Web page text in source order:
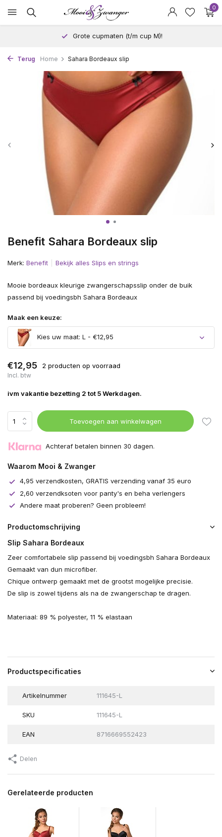
0
Grote cupmaten (t/m cup M)!
Terug Home Sahara Bordeaux slip
Benefit Sahara Bordeaux slip
Merk: Benefit Bekijk alles Slips en strings
Mooie bordeaux kleurige zwangerschapsslip onder de buik
passend bij voedingsbh Sahara Bordeaux
Maak een keuze:
Kies uw maat: L - €12,95
€12,95 2 producten op voorraad
Incl. btw
ivm vakantie bezetting 2 tot 5 Werkdagen.
Toevoegen aan winkelwagen
Achteraf betalen binnen 30 dagen.
Waarom Mooi & Zwanger
4,95 verzendkosten, GRATIS verzending vanaf 35 euro
2,60 verzendksoten voor panty's en beha verlengers
Andere maat proberen? Geen probleem!
Productomschrijving
Slip Sahara Bordeaux
Zeer comfortabele slip passend bij voedingsbh Sahara Bordeaux
Gemaakt van dun microfiber.
Chique ontwerp gemaakt met de grootst mogelijke precisie.
De slip is zowel tijdens als na de zwangerschap te dragen.
Materiaal: 89 % polyester, 11 % elastaan
Productspecificaties
Artikelnummer 111645-L
SKU 111645-L
EAN 8716669552423
Delen
Gerelateerde producten